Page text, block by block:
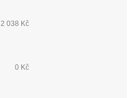
2 038 Kč
0 Kč